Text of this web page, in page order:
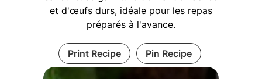
et d'œufs durs, idéale pour les repas
préparés à l'avance.
Print Recipe Pin Recipe